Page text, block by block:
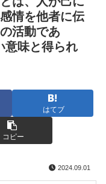
情を他者に伝
活動であ
意味と得られ
はてブ
コピー
2024.09.01